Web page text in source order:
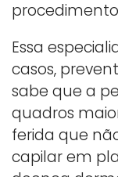
Essa
casos,
sabe que a
quadros
ferida que
capilar em